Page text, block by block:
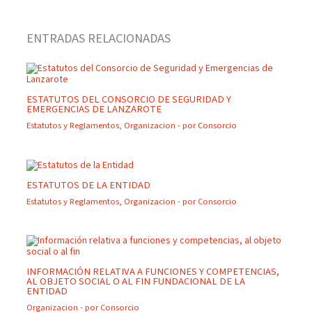
ENTRADAS RELACIONADAS
ESTATUTOS DEL CONSORCIO DE SEGURIDAD Y
EMERGENCIAS DE LANZAROTE
Estatutos y Reglamentos, Organizacion - por Consorcio
ESTATUTOS DE LA ENTIDAD
Estatutos y Reglamentos, Organizacion - por Consorcio
INFORMACIÓN RELATIVA A FUNCIONES Y COMPETENCIAS,
AL OBJETO SOCIAL O AL FIN FUNDACIONAL DE LA
ENTIDAD
Organizacion - por Consorcio